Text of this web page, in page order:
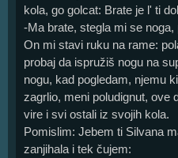
kola, go golcat: Brate je l' ti
-Ma brate, stegla mi se noga,
On mi stavi ruku na rame:
probaj da ispružiš nogu na
nogu, kad pogledam, njemu
zagrlio, meni poludignut, ove
vire i svi ostali iz svojih kola.
Pomislim: Jebem ti Silvana
zanjihala i tek čujem: